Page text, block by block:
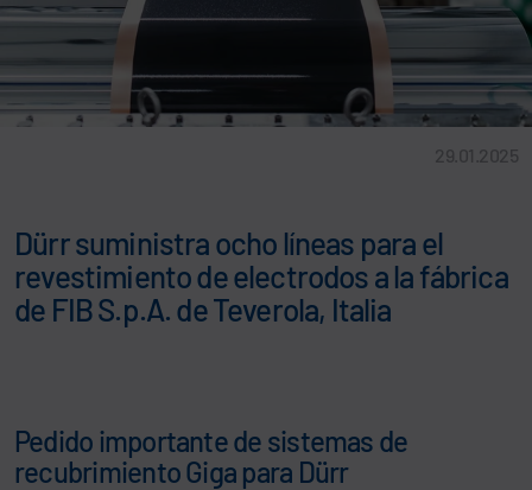
29.01.2025
Dürr suministra ocho líneas para el
revestimiento de electrodos a la fábrica
de FIB S.p.A. de Teverola, Italia
Pedido importante de sistemas de
recubrimiento Giga para Dürr